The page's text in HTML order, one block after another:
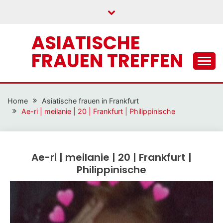
to
ASIATISCHE
FRAUEN TREFFEN
Home
Asiatische frauen in Frankfurt
Ae-ri | meilanie | 20 | Frankfurt | Philippinische
Ae-ri | meilanie | 20 | Frankfurt |
Philippinische